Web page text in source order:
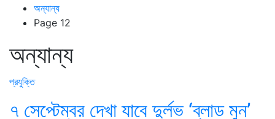
অন্যান্য
Page 12
অন্যান্য
প্রযুক্তি
৭ সেপ্টেম্বর দেখা যাবে দুর্লভ ‘ব্লাড মুন’